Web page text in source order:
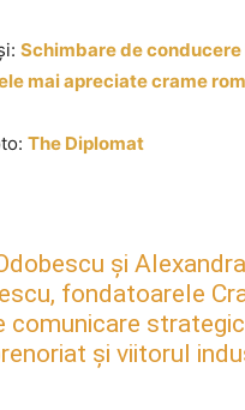
Schimbare de conducere
mai apreciate crame
The Diplomat
și Alexandra
fondatoarele
comunicare
și viitorul